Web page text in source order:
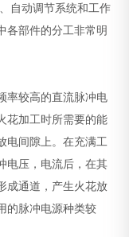
动调节系统和工作
各部件的分工非常明
较高的直流脉冲电
花加工时所需要的能
电间隙上。在充满工
电压，电流后，在其
成通道，产生火花放
的脉冲电源种类较